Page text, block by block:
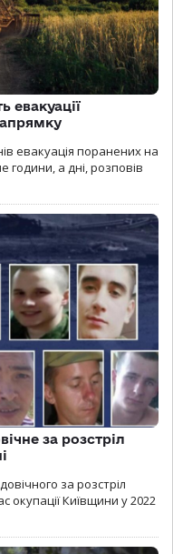
евакуації
евакуація поранених на
години, а дні, розповів
за розстріл
за розстріл
окупації Київщини у 2022